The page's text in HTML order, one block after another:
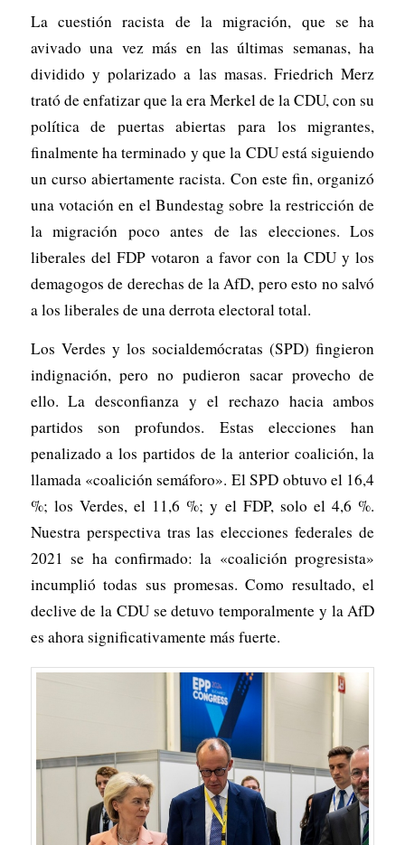
La cuestión racista de la migración, que se ha
avivado una vez más en las últimas semanas, ha
dividido y polarizado a las masas. Friedrich Merz
trató de enfatizar que la era Merkel de la CDU, con su
política de puertas abiertas para los migrantes,
finalmente ha terminado y que la CDU está siguiendo
un curso abiertamente racista. Con este fin, organizó
una votación en el Bundestag sobre la restricción de
la migración poco antes de las elecciones. Los
liberales del FDP votaron a favor con la CDU y los
demagogos de derechas de la AfD, pero esto no salvó
a los liberales de una derrota electoral total.
Los Verdes y los socialdemócratas (SPD) fingieron
indignación, pero no pudieron sacar provecho de
ello. La desconfianza y el rechazo hacia ambos
partidos son profundos. Estas elecciones han
penalizado a los partidos de la anterior coalición, la
llamada «coalición semáforo». El SPD obtuvo el 16,4
%; los Verdes, el 11,6 %; y el FDP, solo el 4,6 %.
Nuestra perspectiva tras las elecciones federales de
2021 se ha confirmado: la «coalición progresista»
incumplió todas sus promesas. Como resultado, el
declive de la CDU se detuvo temporalmente y la AfD
es ahora significativamente más fuerte.